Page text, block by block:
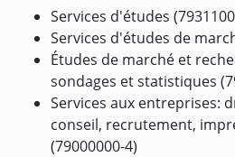
Services d'études
Services d'études de
Études de marché et
sondages et statistiques
Services aux entreprises:
conseil, recrutement,
(79000000-4)